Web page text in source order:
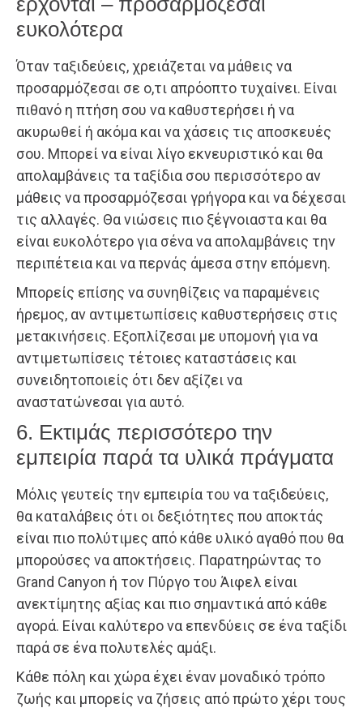
ευκολότερα
Όταν ταξιδεύεις, χρειάζεται να μάθεις να
προσαρμόζεσαι σε ο,τι απρόοπτο τυχαίνει. Είναι
πιθανό η πτήση σου να καθυστερήσει ή να
ακυρωθεί ή ακόμα και να χάσεις τις αποσκευές
σου. Μπορεί να είναι λίγο εκνευριστικό και θα
απολαμβάνεις τα ταξίδια σου περισσότερο αν
μάθεις να προσαρμόζεσαι γρήγορα και να δέχεσαι
τις αλλαγές. Θα νιώσεις πιο ξέγνοιαστα και θα
είναι ευκολότερο για σένα να απολαμβάνεις την
περιπέτεια και να περνάς άμεσα στην επόμενη.
Μπορείς επίσης να συνηθίζεις να παραμένεις
ήρεμος, αν αντιμετωπίσεις καθυστερήσεις στις
μετακινήσεις. Εξοπλίζεσαι με υπομονή για να
αντιμετωπίσεις τέτοιες καταστάσεις και
συνειδητοποιείς ότι δεν αξίζει να
αναστατώνεσαι για αυτό.
6. Εκτιμάς περισσότερο την
εμπειρία παρά τα υλικά πράγματα
Μόλις γευτείς την εμπειρία του να ταξιδεύεις,
θα καταλάβεις ότι οι δεξιότητες που αποκτάς
είναι πιο πολύτιμες από κάθε υλικό αγαθό που θα
μπορούσες να αποκτήσεις. Παρατηρώντας το
Grand Canyon ή τον Πύργο του Άιφελ είναι
ανεκτίμητης αξίας και πιο σημαντικά από κάθε
αγορά. Είναι καλύτερο να επενδύεις σε ένα ταξίδι
παρά σε ένα πολυτελές αμάξι.
Κάθε πόλη και χώρα έχει έναν μοναδικό τρόπο
ζωής και μπορείς να ζήσεις από πρώτο χέρι τους